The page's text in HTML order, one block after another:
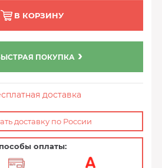
В КОРЗИНУ
ПОКУПКА
доставка
доставку по России
оплаты: